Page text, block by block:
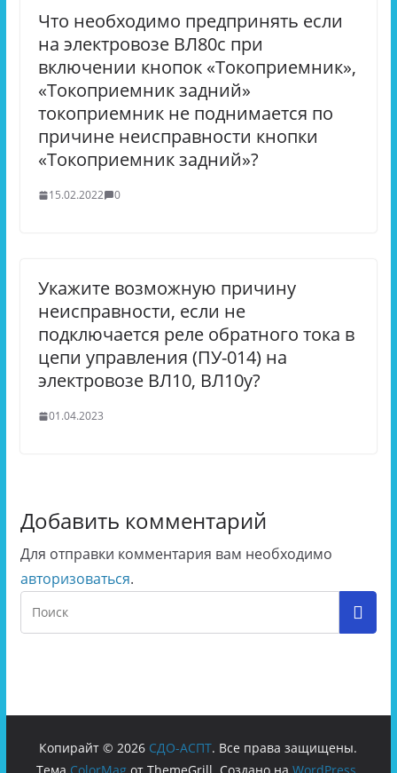
Что необходимо предпринять если
на электровозе ВЛ80с при
включении кнопок «Токоприемник»,
«Токоприемник задний»
токоприемник не поднимается по
причине неисправности кнопки
«Токоприемник задний»?
15.02.2022 0
Укажите возможную причину
неисправности, если не
подключается реле обратного тока в
цепи управления (ПУ-014) на
электровозе ВЛ10, ВЛ10у?
01.04.2023
Добавить комментарий
Для отправки комментария вам необходимо
авторизоваться.
Копирайт © 2026 СДО-АСПТ. Все права защищены.